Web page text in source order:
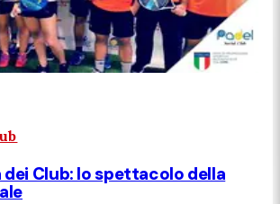
dei Club: lo spettacolo della